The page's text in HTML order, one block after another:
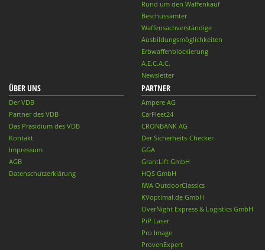
Rund um den Waffenkauf
Beschussämter
Waffensachverständige
Ausbildungsmöglichkeiten
Erbwaffenblockierung
A.E.C.A.C.
Newsletter
ÜBER UNS
Der VDB
Partner des VDB
Das Präsidium des VDB
Kontakt
Impressum
AGB
Datenschutzerklärung
PARTNER
Ampere AG
CarFleet24
CRONBANK AG
Der Sicherheits-Checker
GGA
GrantLift GmbH
HQS GmbH
IWA OutdoorClassics
KVoptimal.de GmbH
OverNight Express & Logistics GmbH
PiP Laser
Pro Image
ProvenExpert